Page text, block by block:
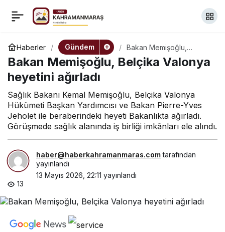
Haberler Gündem
Bakan Memişoğlu,
Belçika Valonya heyetini
ağırladı
Bakan Memişoğlu, Belçika Valonya
heyetini ağırladı
Sağlık Bakanı Kemal Memişoğlu, Belçika Valonya
Hükümeti Başkan Yardımcısı ve Bakan Pierre-Yves
Jeholet ile beraberindeki heyeti Bakanlıkta ağırladı.
Görüşmede sağlık alanında iş birliği imkânları ele alındı.
haber@haberkahramanmaras.comtarafından
yayınlandı
13 Mayıs 2026, 22:11 yayınlandı
13
Uraloğlu, ITU heyetiyle
bir araya geldi
Paylaş